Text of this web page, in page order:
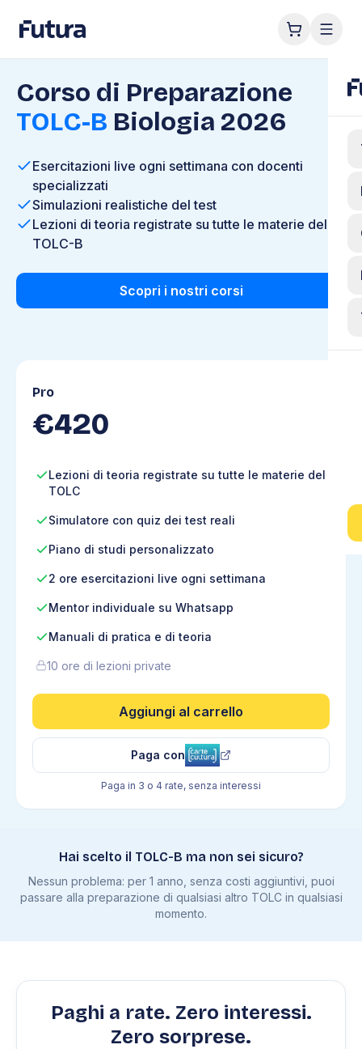
Corso di Preparazione
TOLC-B Biologia 2026
Esercitazioni live ogni settimana con docenti
specializzati
Simulazioni realistiche del test
Lezioni di teoria registrate su tutte le materie del
TOLC-B
Scopri i nostri corsi
Pro
€420
Lezioni di teoria registrate su tutte le materie del
TOLC
Simulatore con quiz dei test reali
Piano di studi personalizzato
2 ore esercitazioni live ogni settimana
Mentor individuale su Whatsapp
Manuali di pratica e di teoria
10 ore di lezioni private
Aggiungi al carrello
Paga con
Paga in 3 o 4 rate, senza interessi
Hai scelto il TOLC-B ma non sei sicuro?
Nessun problema: per 1 anno, senza costi aggiuntivi, puoi
passare alla preparazione di qualsiasi altro TOLC in qualsiasi
momento.
Paghi a rate. Zero interessi.
Zero sorprese.